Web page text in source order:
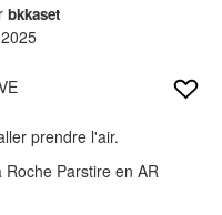
bkkaset
prendre l'air.
Parstire en AR